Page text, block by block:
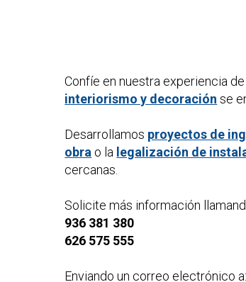
Confíe en nuestra experiencia
interiorismo y decoración se
Desarrollamos proyectos de
obra o la legalización de
cercanas.
Solicite más información
936 381 380
626 575 555
Enviando un correo electrónico a: